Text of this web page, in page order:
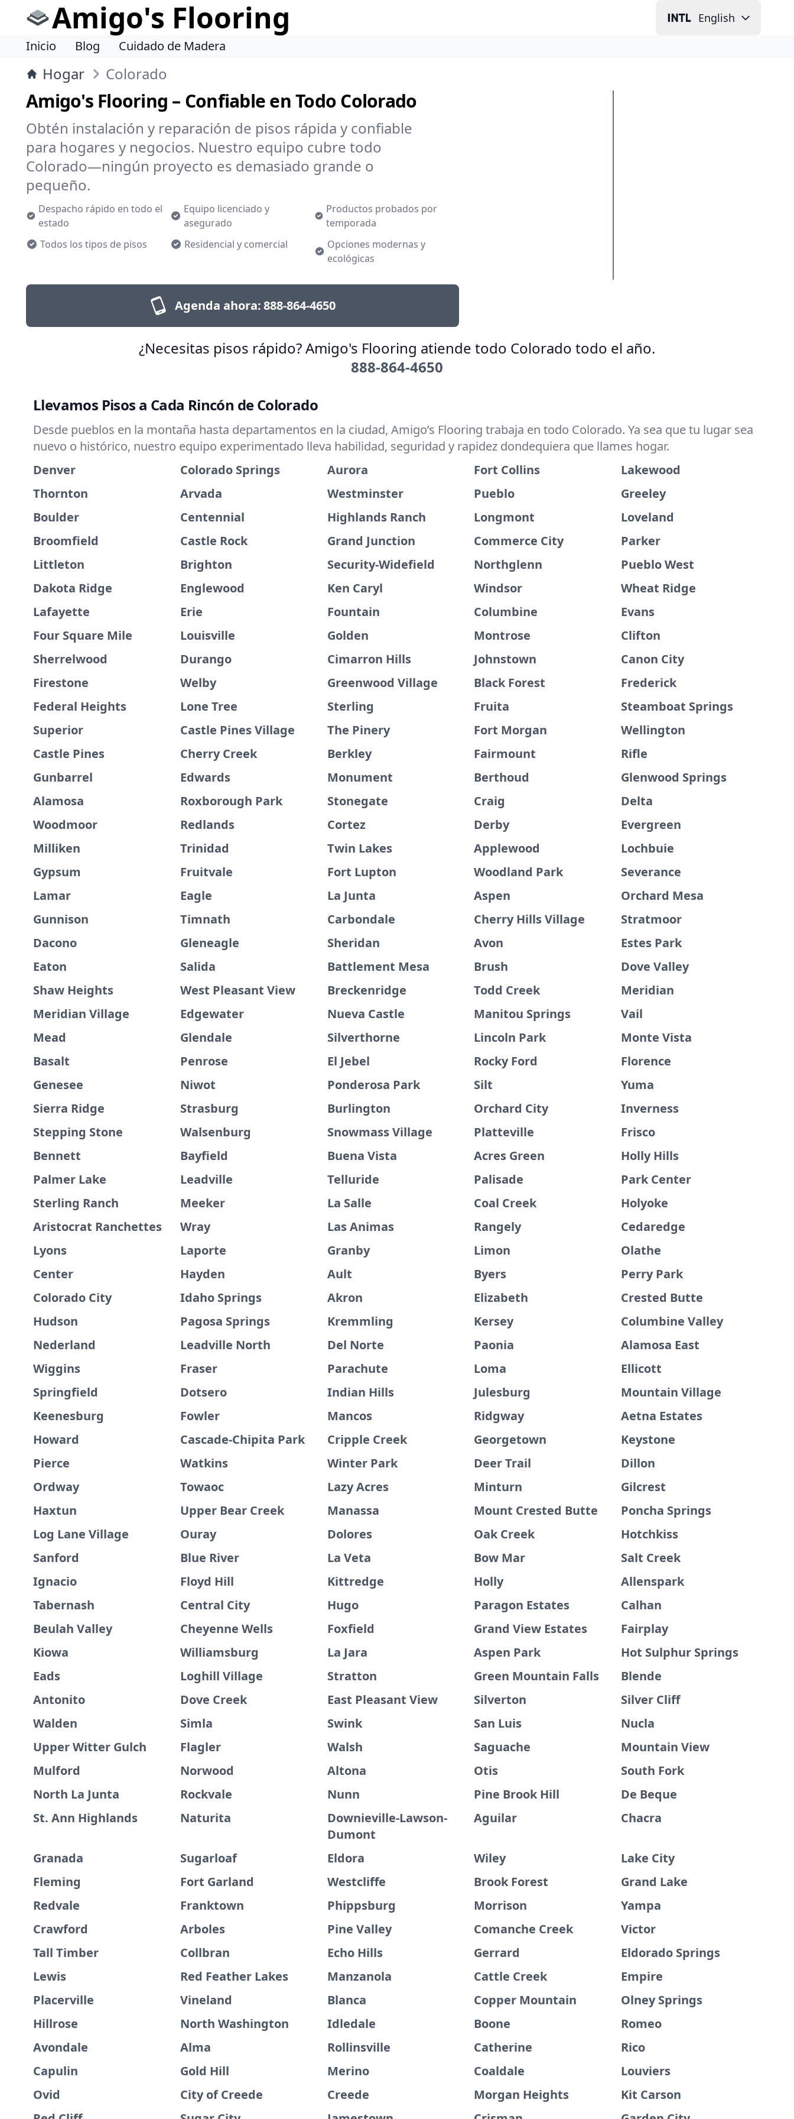
Amigo's Flooring English
Inicio Blog Cuidado de Madera
Hogar Colorado
Amigo's Flooring – Confiable en Todo Colorado
Obtén instalación y reparación de pisos rápida y confiable
para hogares y negocios. Nuestro equipo cubre todo
Colorado—ningún proyecto es demasiado grande o
pequeño.
Despacho rápido en todo el
estado
Equipo licenciado y
asegurado
Productos probados por
temporada
Todos los tipos de pisos
Residencial y comercial
Opciones modernas y
ecológicas
Agenda ahora:888-864-4650
¿Necesitas pisos rápido? Amigo's Flooring atiende todo Colorado todo el año.
888-864-4650
Llevamos Pisos a Cada Rincón de Colorado
Desde pueblos en la montaña hasta departamentos en la ciudad, Amigo’s Flooring trabaja en todo Colorado. Ya sea que tu lugar sea
nuevo o histórico, nuestro equipo experimentado lleva habilidad, seguridad y rapidez dondequiera que llames hogar.
Denver
Colorado Springs Aurora Fort Collins
Lakewood
Thornton
Arvada Westminster Pueblo
Greeley
Boulder
Centennial Highlands Ranch Longmont
Loveland
Broomfield
Castle Rock Grand Junction Commerce City
Parker
Littleton
Brighton Security-Widefield Northglenn
Pueblo West
Dakota Ridge
Englewood Ken Caryl Windsor
Wheat Ridge
Lafayette
Erie Fountain Columbine
Evans
Four Square Mile
Louisville Golden Montrose
Clifton
Sherrelwood
Durango Cimarron Hills Johnstown
Canon City
Firestone
Welby Greenwood Village Black Forest
Frederick
Federal Heights
Lone Tree Sterling Fruita
Steamboat Springs
Superior
Castle Pines Village The Pinery Fort Morgan
Wellington
Castle Pines
Cherry Creek Berkley Fairmount
Rifle
Gunbarrel
Edwards Monument Berthoud
Glenwood Springs
Alamosa
Roxborough Park Stonegate Craig
Delta
Woodmoor
Redlands Cortez Derby
Evergreen
Milliken
Trinidad Twin Lakes Applewood
Lochbuie
Gypsum
Fruitvale Fort Lupton Woodland Park
Severance
Lamar
Eagle La Junta Aspen
Orchard Mesa
Gunnison
Timnath Carbondale Cherry Hills Village
Stratmoor
Dacono
Gleneagle Sheridan Avon
Estes Park
Eaton
Salida Battlement Mesa Brush
Dove Valley
Shaw Heights
West Pleasant View Breckenridge Todd Creek
Meridian
Meridian Village
Edgewater Nueva Castle Manitou Springs
Vail
Mead
Glendale Silverthorne Lincoln Park
Monte Vista
Basalt
Penrose El Jebel Rocky Ford
Florence
Genesee
Niwot Ponderosa Park Silt
Yuma
Sierra Ridge
Strasburg Burlington Orchard City
Inverness
Stepping Stone
Walsenburg Snowmass Village Platteville
Frisco
Bennett
Bayfield Buena Vista Acres Green
Holly Hills
Palmer Lake
Leadville Telluride Palisade
Park Center
Sterling Ranch
Meeker La Salle Coal Creek
Holyoke
Aristocrat Ranchettes
Wray Las Animas Rangely
Cedaredge
Lyons
Laporte Granby Limon
Olathe
Center
Hayden Ault Byers
Perry Park
Colorado City
Idaho Springs Akron Elizabeth
Crested Butte
Hudson
Pagosa Springs Kremmling Kersey
Columbine Valley
Nederland
Leadville North Del Norte Paonia
Alamosa East
Wiggins
Fraser Parachute Loma
Ellicott
Springfield
Dotsero Indian Hills Julesburg
Mountain Village
Keenesburg
Fowler Mancos Ridgway
Aetna Estates
Howard
Cascade-Chipita Park Cripple Creek Georgetown
Keystone
Pierce
Watkins Winter Park Deer Trail
Dillon
Ordway
Towaoc Lazy Acres Minturn
Gilcrest
Haxtun
Upper Bear Creek Manassa Mount Crested Butte
Poncha Springs
Log Lane Village
Ouray Dolores Oak Creek
Hotchkiss
Sanford
Blue River La Veta Bow Mar
Salt Creek
Ignacio
Floyd Hill Kittredge Holly
Allenspark
Tabernash
Central City Hugo Paragon Estates
Calhan
Beulah Valley
Cheyenne Wells Foxfield Grand View Estates
Fairplay
Kiowa
Williamsburg La Jara Aspen Park
Hot Sulphur Springs
Eads
Loghill Village Stratton Green Mountain Falls
Blende
Antonito
Dove Creek East Pleasant View Silverton
Silver Cliff
Walden
Simla Swink San Luis
Nucla
Upper Witter Gulch
Flagler Walsh Saguache
Mountain View
Mulford
Norwood Altona Otis
South Fork
North La Junta
Rockvale Nunn Pine Brook Hill
De Beque
St. Ann Highlands
Naturita
Downieville-Lawson-
Dumont
Aguilar Chacra
Granada Sugarloaf Eldora Wiley
Lake City
Fleming
Fort Garland Westcliffe Brook Forest
Grand Lake
Redvale
Franktown Phippsburg Morrison
Yampa
Crawford
Arboles Pine Valley Comanche Creek
Victor
Tall Timber
Collbran Echo Hills Gerrard
Eldorado Springs
Lewis
Red Feather Lakes Manzanola Cattle Creek
Empire
Placerville
Vineland Blanca Copper Mountain
Olney Springs
Hillrose
North Washington Idledale Boone
Romeo
Avondale
Alma Rollinsville Catherine
Rico
Capulin
Gold Hill Merino Coaldale
Louviers
Ovid
City of Creede Creede Morgan Heights
Kit Carson